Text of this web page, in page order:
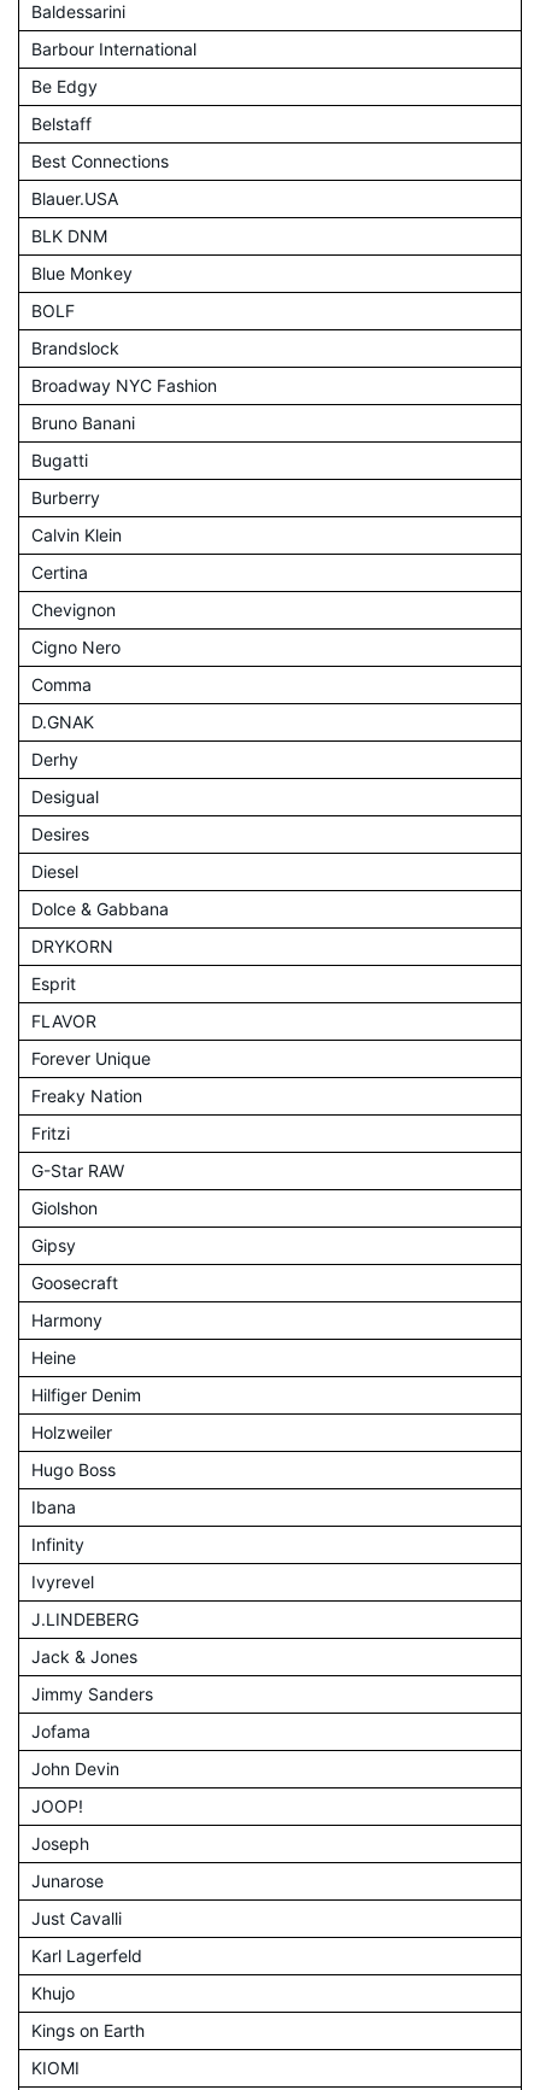
Baldessarini
Barbour International
Be Edgy
Belstaff
Best Connections
Blauer.USA
BLK DNM
Blue Monkey
BOLF
Brandslock
Broadway NYC Fashion
Bruno Banani
Bugatti
Burberry
Calvin Klein
Certina
Chevignon
Cigno Nero
Comma
D.GNAK
Derhy
Desigual
Desires
Diesel
Dolce & Gabbana
DRYKORN
Esprit
FLAVOR
Forever Unique
Freaky Nation
Fritzi
G-Star RAW
Giolshon
Gipsy
Goosecraft
Harmony
Heine
Hilfiger Denim
Holzweiler
Hugo Boss
Ibana
Infinity
Ivyrevel
J.LINDEBERG
Jack & Jones
Jimmy Sanders
Jofama
John Devin
JOOP!
Joseph
Junarose
Just Cavalli
Karl Lagerfeld
Khujo
Kings on Earth
KIOMI